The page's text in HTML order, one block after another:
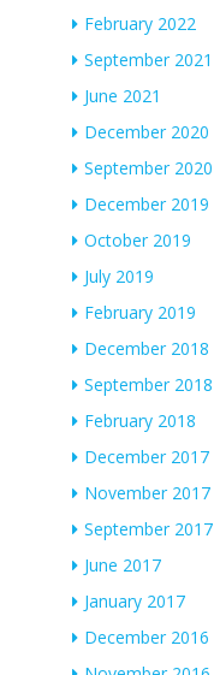
February 2022
September 2021
June 2021
December 2020
September 2020
December 2019
October 2019
July 2019
February 2019
December 2018
September 2018
February 2018
December 2017
November 2017
September 2017
June 2017
January 2017
December 2016